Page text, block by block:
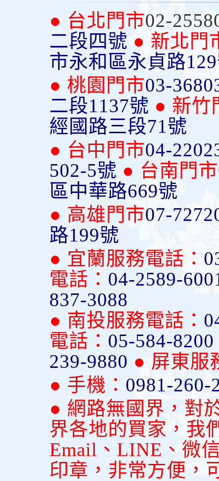
● 台北門市02-
二段四號 ● 新北門
市永和區永貞路
● 桃園門市03-
二段1137號 ● 新竹
經國路三段71號
● 台中門市04-
502-5號 ● 台南門市
區中華路669號
● 高雄門市07-
路199號
● 宜蘭服務電話：
電話： 04-2589-
837-3088
● 南投服務電話：
電話： 05-584-8200
239-9880 ● 屏東服
● 手機： 0981-260-
● 網路無國界，對
界各地的買家，我
Email、LINE、微
印章，非常方便，